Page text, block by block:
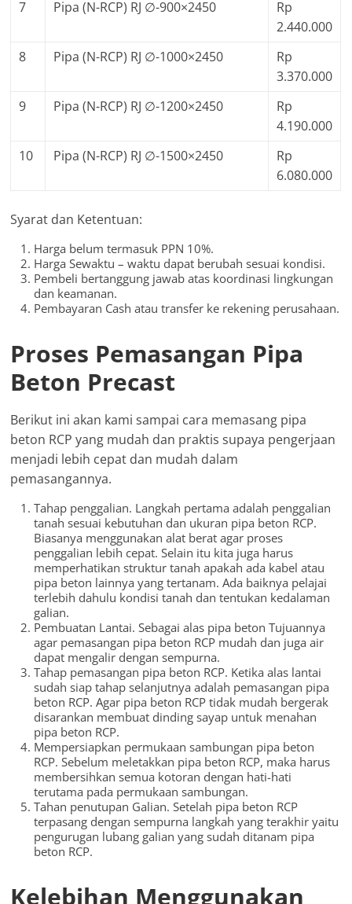
7 Pipa (N-RCP) RJ ∅-900×2450
Rp
2.440.000
8
Pipa (N-RCP) RJ ∅-1000×2450
Rp
3.370.000
9
Pipa (N-RCP) RJ ∅-1200×2450
Rp
4.190.000
10
Pipa (N-RCP) RJ ∅-1500×2450
Rp
6.080.000
Syarat dan Ketentuan:
Harga belum termasuk PPN 10%.
Harga Sewaktu – waktu dapat berubah sesuai kondisi.
Pembeli bertanggung jawab atas koordinasi lingkungan
dan keamanan.
Pembayaran Cash atau transfer ke rekening perusahaan.
Proses Pemasangan Pipa
Beton Precast
Berikut ini akan kami sampai cara memasang pipa
beton RCP yang mudah dan praktis supaya pengerjaan
menjadi lebih cepat dan mudah dalam
pemasangannya.
Tahap penggalian. Langkah pertama adalah penggalian
tanah sesuai kebutuhan dan ukuran pipa beton RCP.
Biasanya menggunakan alat berat agar proses
penggalian lebih cepat. Selain itu kita juga harus
memperhatikan struktur tanah apakah ada kabel atau
pipa beton lainnya yang tertanam. Ada baiknya pelajai
terlebih dahulu kondisi tanah dan tentukan kedalaman
galian.
Pembuatan Lantai. Sebagai alas pipa beton Tujuannya
agar pemasangan pipa beton RCP mudah dan juga air
dapat mengalir dengan sempurna.
Tahap pemasangan pipa beton RCP. Ketika alas lantai
sudah siap tahap selanjutnya adalah pemasangan pipa
beton RCP. Agar pipa beton RCP tidak mudah bergerak
disarankan membuat dinding sayap untuk menahan
pipa beton RCP.
Mempersiapkan permukaan sambungan pipa beton
RCP. Sebelum meletakkan pipa beton RCP, maka harus
membersihkan semua kotoran dengan hati-hati
terutama pada permukaan sambungan.
Tahan penutupan Galian. Setelah pipa beton RCP
terpasang dengan sempurna langkah yang terakhir yaitu
pengurugan lubang galian yang sudah ditanam pipa
beton RCP.
Kelebihan Menggunakan